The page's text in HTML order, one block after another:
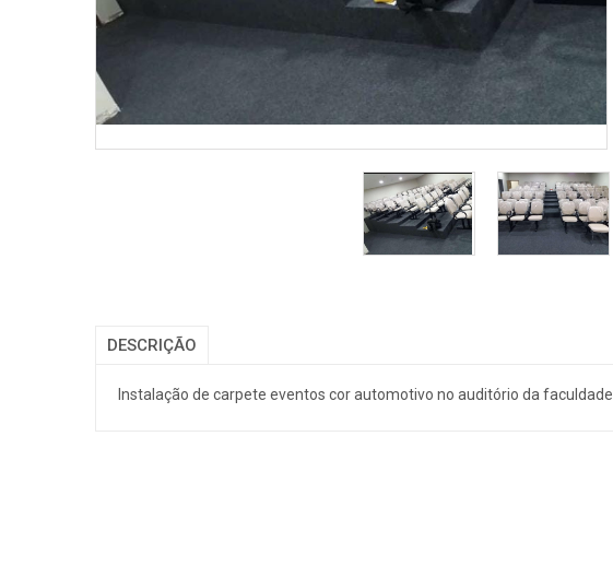
DESCRIÇÃO
Instalação de carpete eventos cor automotivo no auditório da faculdade.